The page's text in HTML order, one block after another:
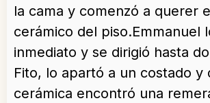
la cama y comenzó a querer
cerámico del piso.Emmanuel
inmediato y se dirigió hasta
Fito, lo apartó a un costado y
cerámica encontró una